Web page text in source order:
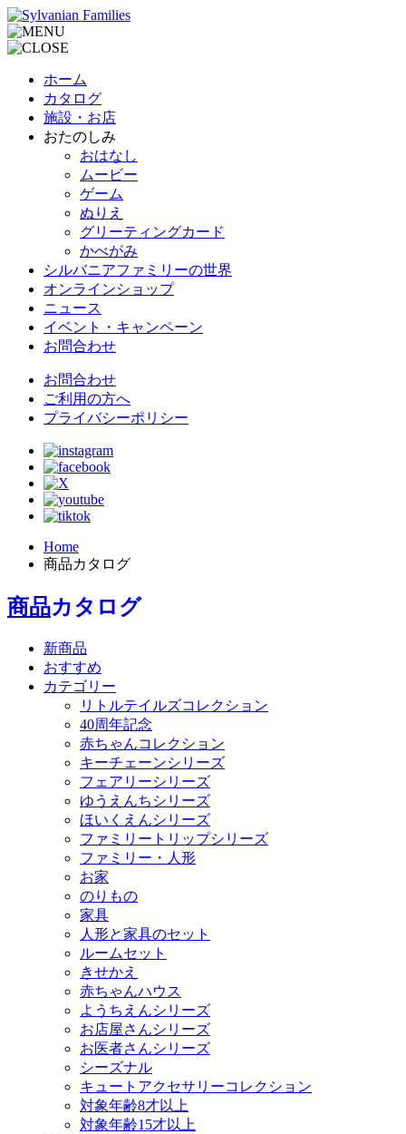
ホーム
カタログ
施設・お店
おたのしみ
おはなし
ムービー
ゲーム
ぬりえ
グリーティングカード
かべがみ
シルバニアファミリーの世界
オンラインショップ
ニュース
イベント・キャンペーン
お問合わせ
お問合わせ
ご利用の方へ
プライバシーポリシー
Home
商品カタログ
商品カタログ
新商品
おすすめ
カテゴリー
リトルテイルズコレクション
40周年記念
赤ちゃんコレクション
キーチェーンシリーズ
フェアリーシリーズ
ゆうえんちシリーズ
ほいくえんシリーズ
ファミリートリップシリーズ
ファミリー・人形
お家
のりもの
家具
人形と家具のセット
ルームセット
きせかえ
赤ちゃんハウス
ようちえんシリーズ
お店屋さんシリーズ
お医者さんシリーズ
シーズナル
キュートアクセサリーコレクション
対象年齢8才以上
対象年齢15才以上